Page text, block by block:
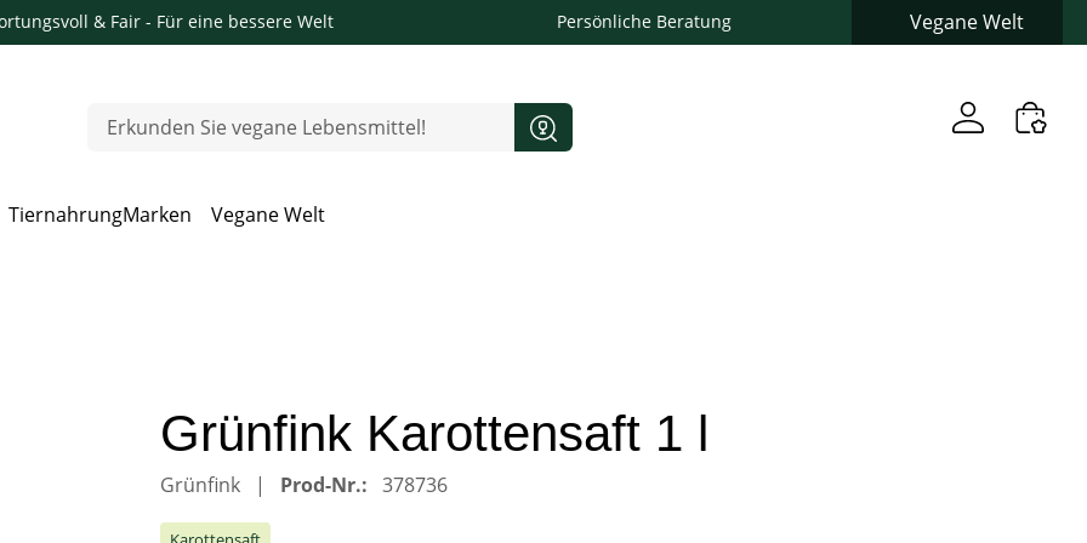
& Fair - Für eine bessere Welt Persönliche Beratung Vegane Welt
TiernahrungMarken
Vegane Welt
Grünfink Karottensaft 1 l
Grünfink Prod-Nr.: 378736